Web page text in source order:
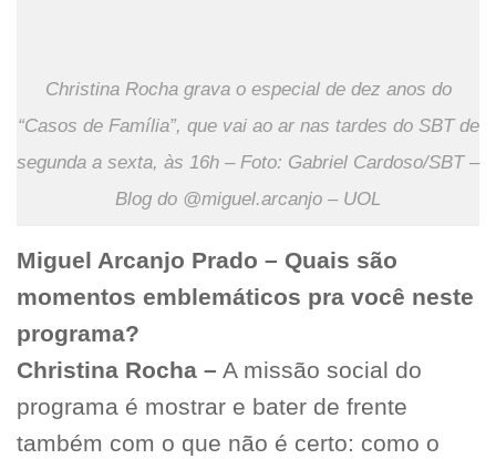
Christina Rocha grava o especial de dez anos do
“Casos de Família”, que vai ao ar nas tardes do SBT de
segunda a sexta, às 16h – Foto: Gabriel Cardoso/SBT –
Blog do @miguel.arcanjo – UOL
Miguel Arcanjo Prado – Quais são
momentos emblemáticos pra você neste
programa?
Christina Rocha – A missão social do
programa é mostrar e bater de frente
também com o que não é certo: como o